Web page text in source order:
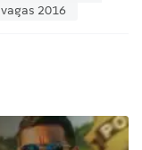
vagas 2016